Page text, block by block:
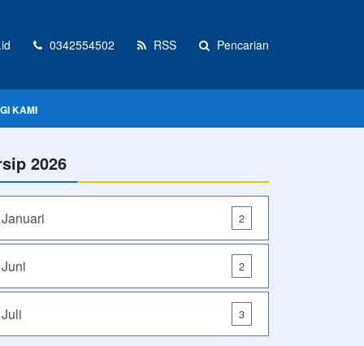
0342554502 RSS Pencarian
KAMI
2026
Januari 2
Juni 2
Juli 3